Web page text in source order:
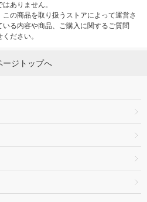
ありません。
の商品を取り扱うストアによって運営さ
る内容や商品、ご購入に関するご質問
ださい。
ージトップへ